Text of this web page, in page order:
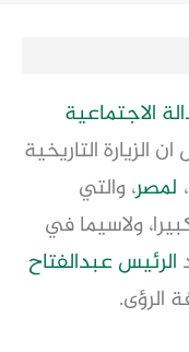
الاجتماعية
الزيارة التاريخية
لمصر، والتي
ولاسيما في
الرئيس عبدالفتاح
الرؤى.